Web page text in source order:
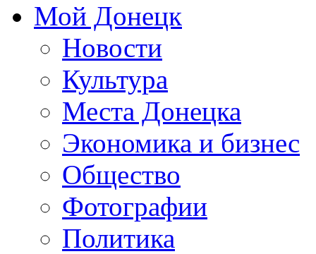
Мой Донецк
Новости
Культура
Места Донецка
Экономика и бизнес
Общество
Фотографии
Политика